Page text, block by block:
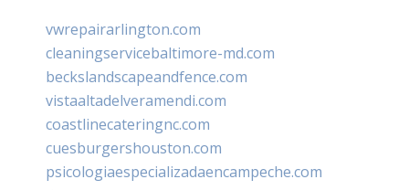
vwrepairarlington.com
cleaningservicebaltimore-md.com
beckslandscapeandfence.com
vistaaltadelveramendi.com
coastlinecateringnc.com
cuesburgershouston.com
psicologiaespecializadaencampeche.com